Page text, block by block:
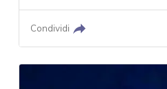
Condividi